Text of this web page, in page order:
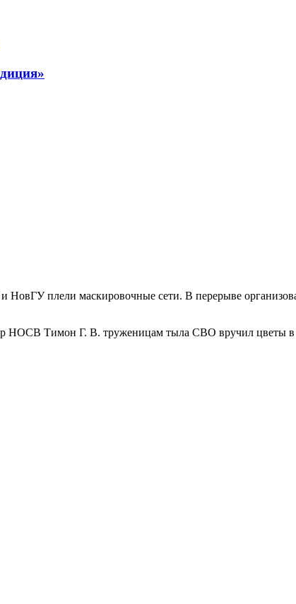
плели маскировочные сети. В перерыве
НОСВ Тимон Г. В. труженицам тыла СВО вручил цветы в